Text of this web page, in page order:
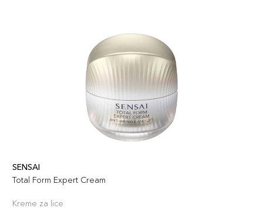
SENSAI
Total Form Expert Cream
Kreme za lice